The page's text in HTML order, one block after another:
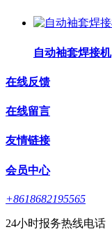
自动袖套焊接机
在线反馈
在线留言
友情链接
会员中心
+8618682195565
24小时报务热线电话